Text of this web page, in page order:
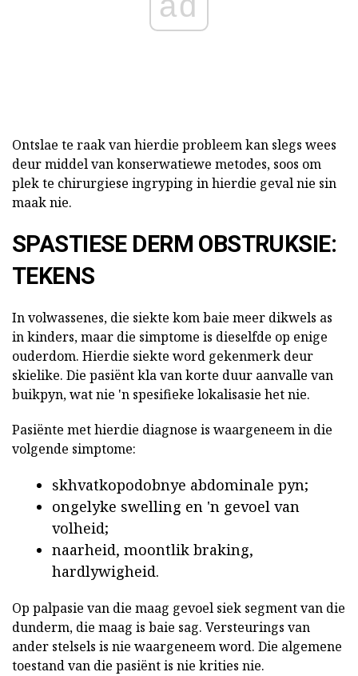
Ontslae te raak van hierdie probleem kan slegs wees
deur middel van konserwatiewe metodes, soos om
plek te chirurgiese ingryping in hierdie geval nie sin
maak nie.
SPASTIESE DERM OBSTRUKSIE:
TEKENS
In volwassenes, die siekte kom baie meer dikwels as
in kinders, maar die simptome is dieselfde op enige
ouderdom. Hierdie siekte word gekenmerk deur
skielike. Die pasiënt kla van korte duur aanvalle van
buikpyn, wat nie 'n spesifieke lokalisasie het nie.
Pasiënte met hierdie diagnose is waargeneem in die
volgende simptome:
skhvatkopodobnye abdominale pyn;
ongelyke swelling en 'n gevoel van
volheid;
naarheid, moontlik braking,
hardlywigheid.
Op palpasie van die maag gevoel siek segment van die
dunderm, die maag is baie sag. Versteurings van
ander stelsels is nie waargeneem word. Die algemene
toestand van die pasiënt is nie krities nie.